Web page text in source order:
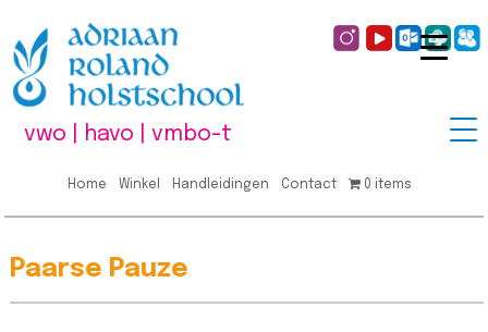
vwo | havo | vmbo-t
Home Winkel Handleidingen Contact 0 items
Paarse Pauze